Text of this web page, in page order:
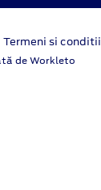
Termeni si conditii
de Workleto